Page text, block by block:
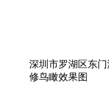
深圳市罗湖区东
修鸟瞰效果图